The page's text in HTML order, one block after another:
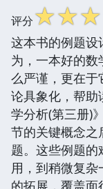
评分☆☆☆
这本书的例题设
为，一本好的
么严谨，更在于
论具象化，帮助
学分析(第三册)
节的关键概念之
题。这些例题
用，到稍微复
的拓展，覆盖面